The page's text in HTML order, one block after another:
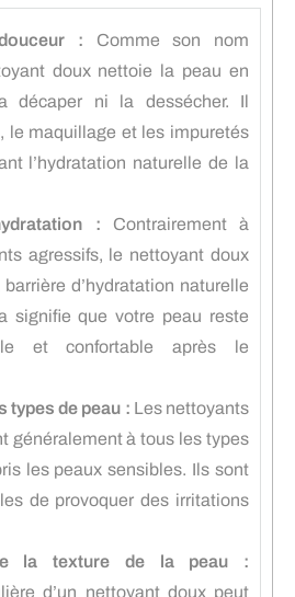
: Comme son nom
doux nettoie la peau en
décaper ni la dessécher. Il
le maquillage et les impuretés
l’hydratation naturelle de la
: Contrairement à
agressifs, le nettoyant doux
d’hydratation naturelle
signifie que votre peau reste
et confortable après le
types de peau : Les nettoyants
généralement à tous les types
les peaux sensibles. Ils sont
de provoquer des irritations
la texture de la peau :
d’un nettoyant doux peut